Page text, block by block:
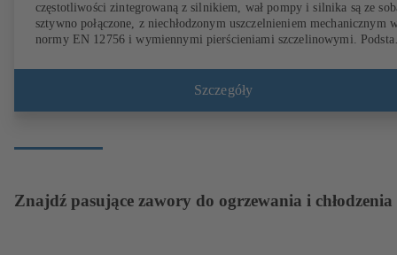
częstotliwości zintegrowaną z silnikiem, wał pompy i silnika są ze
sztywno połączone, z niechłodzonym uszczelnieniem mechanicznym
normy EN 12756 i wymiennymi pierścieniami szczelinowymi.
osłony według DIN V 42673 (07-2011). Dostępne w wersji ATEX. Z
dużą nadwyżką w stosunku do wymagań dotyczących wydajności
Szczegóły
Znajdź pasujące zawory do ogrzewania i chłodzenia